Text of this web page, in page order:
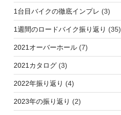
1台目バイクの徹底インプレ (3)
1週間のロードバイク振り返り (35)
2021オーバーホール(7)
2021カタログ(3)
2022年振り返り (4)
2023年の振り返り (2)